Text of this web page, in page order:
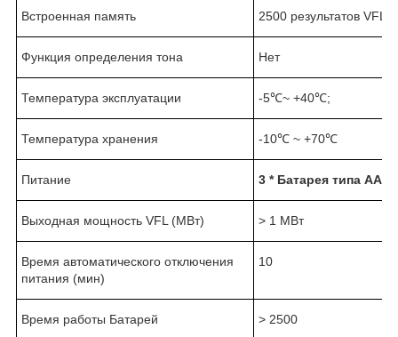
Встроенная память 2500 результатов VFL
Функция определения тона Нет
Температура эксплуатации -5℃~ +40℃;
Температура хранения -10℃ ~ +70℃
Питание 3 * Батарея типа АА
Выходная мощность VFL (МВт) > 1 МВт
Время автоматического отключения
питания (мин)
10
Время работы Батарей > 2500